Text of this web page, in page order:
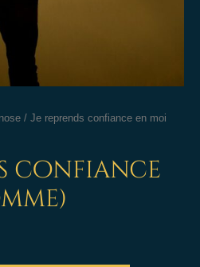
/ Je reprends confiance en moi
confiance